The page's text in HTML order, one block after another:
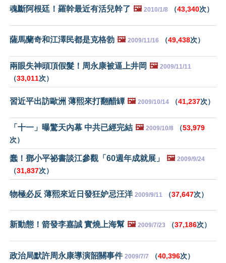
魂斷阿根廷！羅幹最近有活兒幹了 🖼️ 2010/1/8 （43,340次）
薩馬蘭奇和江澤民都是克格勃 🖼️ 2009/11/16 （49,438次）
兩眼失神頭頂假髮！周永康被逼上井岡 🖼️ 2009/11/11
（33,011次）
習近平出訪歐洲 薄熙來打翻醋罈 🖼️ 2009/10/14 （41,237次）
「十一」曝驚天內幕 中共已經完結 🖼️ 2009/10/8 （53,979
次）
蠢！鄧小平祕書談江參觀「60週年成就展」 🖼️ 2009/9/24
（31,837次）
物極必反 薄熙來近日發狂妒忌汪洋 2009/9/11 （37,647次）
新動態！箭發李嘉誠 實燒上海幫 🖼️ 2009/7/23 （37,186次）
政治局默許周永康導演韶關事件 2009/7/7 （40,396次）